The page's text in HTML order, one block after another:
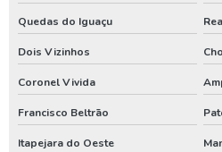
Limpeza de poço artesiano com
Limpeza de poço artesiano preço
Limpeza de poço profundo
Limpeza de poço tubular
Limpeza de reservatório de água
Quedas do Iguaçu
Dois Vizinhos
Coronel Vivida
Francisco Beltrão
Itapejara do Oeste